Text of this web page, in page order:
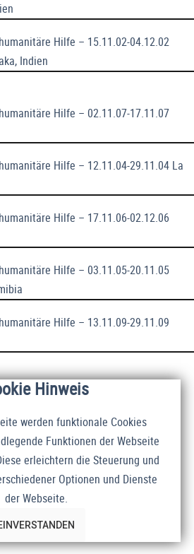
Hilfe – 15.11.02-04.12.02
Indien
Hilfe – 02.11.07-17.11.07
Hilfe – 12.11.04-29.11.04 La
Hilfe – 17.11.06-02.12.06
Hilfe – 03.11.05-20.11.05
Hilfe – 13.11.09-29.11.09
Hinweis
werden funktionale Cookies
Funktionen der Webseite
erleichtern die Steuerung und
Optionen und Dienste
der Webseite.